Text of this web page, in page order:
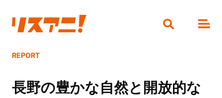
REPORT
長野の豊かな自然と開放的な